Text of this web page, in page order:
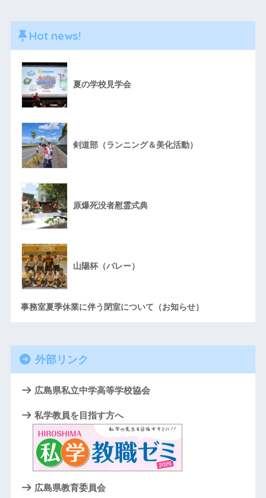
Hot news!
夏の学校見学会
剣道部（ランニング＆美化活動）
原爆死没者慰霊式典
山陽杯（バレー）
事務室夏季休業に伴う閉室について（お知らせ）
外部リンク
広島県私立中学高等学校協会
私学教員を目指す方へ
広島県教育委員会